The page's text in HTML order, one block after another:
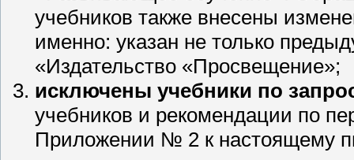
учебников также внесены
именно: указан не только
«Издательство «Просвещение»;
исключены учебники по
учебников и рекомендации по
Приложении № 2 к настоящему